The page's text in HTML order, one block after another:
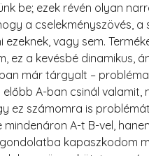
be; ezek révén olyan
a cselekményszövés,
vagy sem.
ez a kevésbé dinamikus,
már tárgyalt –
A-ban csinál valamit,
ez számomra is
A-t B-vel,
kapaszkodom